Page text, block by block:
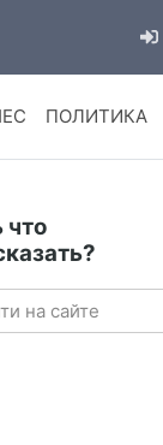
ПОЛИТИКА
что